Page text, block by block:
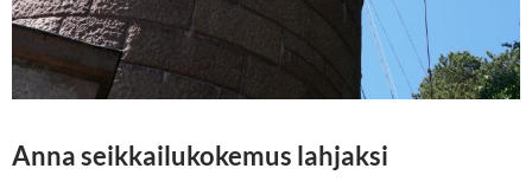
Anna seikkailukokemus lahjaksi